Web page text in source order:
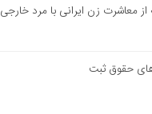
معاشرت زن ایرانی با مرد خارجی
حقوق ثبت